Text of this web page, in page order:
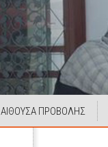
ΑΙΘΟΥΣΑ ΠΡΟΒΟΛΗΣ